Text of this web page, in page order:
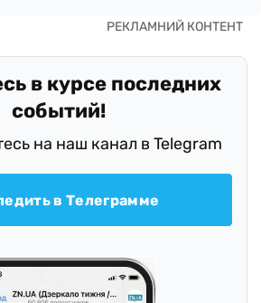
в курсе последних
событий!
на наш канал в Telegram
в Телеграмме